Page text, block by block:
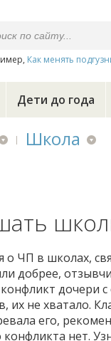
Как менять
Дети до года
Школа
о ЧП в школах,
добрее,
дочери
не хватало.
его,
нет.